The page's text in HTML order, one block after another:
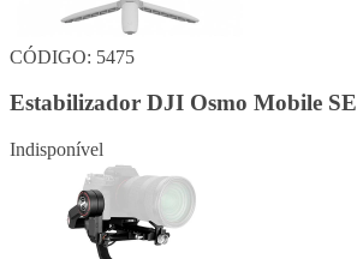
CÓDIGO: 5475
Estabilizador DJI Osmo Mobile SE
Indisponível